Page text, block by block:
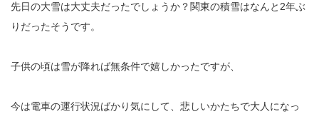
先日の大雪は大丈夫だったでしょうか？関東の積雪はなんと2年ぶ
りだったそうです。
子供の頃は雪が降れば無条件で嬉しかったですが、
今は電車の運行状況ばかり気にして、悲しいかたちで大人になっ